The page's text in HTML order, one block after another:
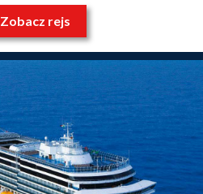
Zobacz rejs